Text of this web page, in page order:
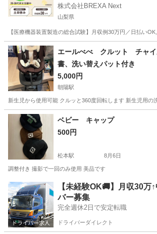
株式会社BREXA Next
山梨県
【医療機器装置製造の総合試験】月収例30万円／日払い
山梨 その他
エールべべ クルット チャ
書、洗い替えパット付き
5,000円
朝陽駅
新生児から使用可能 クルッと360度回転します 新生児用
長野 長野市 朝陽駅 ベビー用品
ベビー キャップ
500円
松本駅 8月6日
調整付き 撮影で一回のみ使用 美品です
長野 松本市 松本駅 ベビー用品
【未経験OK🚚】月収30万
バー募集
完全週休2日で安定転職
ドライバーダイレクト